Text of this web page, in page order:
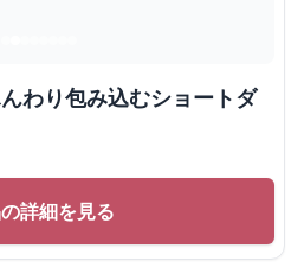
わり包み込むショートダ
詳細を見る